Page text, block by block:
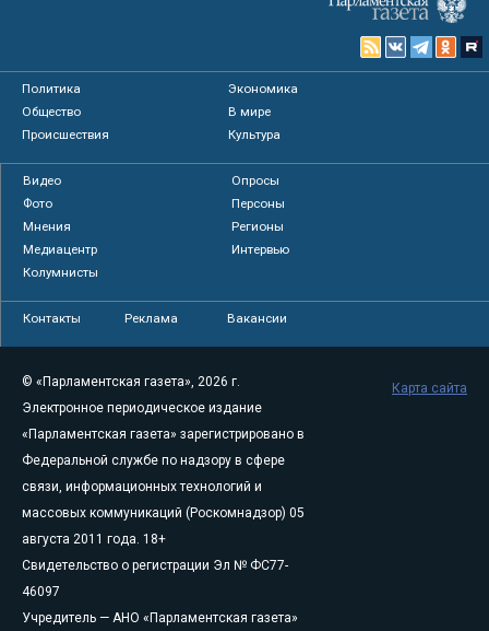
Политика
Экономика
Общество
В мире
Происшествия
Культура
Видео
Опросы
Фото
Персоны
Мнения
Регионы
Медиацентр
Интервью
Колумнисты
Контакты Реклама Вакансии
© «Парламентская газета», 2026 г.
Электронное периодическое издание
«Парламентская газета» зарегистрировано в
Федеральной службе по надзору в сфере
связи, информационных технологий и
массовых коммуникаций (Роскомнадзор) 05
августа 2011 года. 18+
Свидетельство о регистрации Эл № ФС77-
46097
Учредитель — АНО «Парламентская газета»
Карта сайта